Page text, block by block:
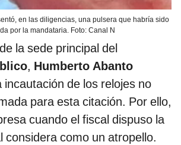
en las diligencias, una pulsera que habría sido
por la mandataria. Foto: Canal N
la sede principal del
, Humberto Abanto
incautación de los relojes no
para esta citación. Por ello,
cuando el fiscal dispuso la
considera como un atropello.